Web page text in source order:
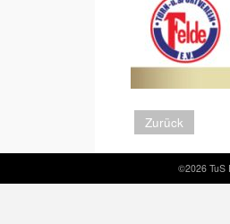
Zurück
©2026 TuS